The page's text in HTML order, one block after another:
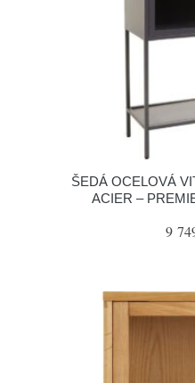
ŠEDÁ OCELOVÁ
ACIER –
9